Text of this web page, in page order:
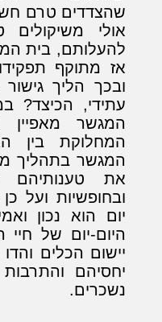
שהצדדים טרם
אולי
להעלותם, בית
אז מתוקף
ובכך הליך
עתידי, הכיצד?
המגשר
המחלוקת בין
המגשר בתהליך
את טענותיהם
ובחופשיות ועל
יום הוא נכון
היום-יום של
יישום הכלים
יחסיהם והתרבות
נשכרים.